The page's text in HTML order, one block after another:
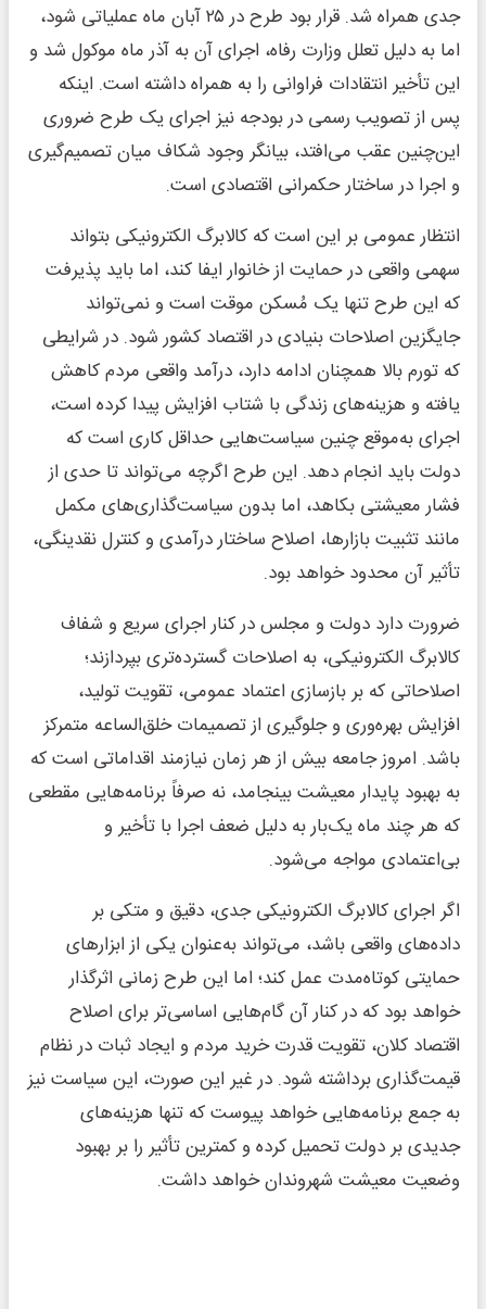
جدی همراه شد. قرار بود طرح در ۲۵ آبان ماه عملیاتی شود،
اما به دلیل تعلل وزارت رفاه، اجرای آن به آذر ماه موکول شد و
این تأخیر انتقادات فراوانی را به همراه داشته است. اینکه
پس از تصویب رسمی در بودجه نیز اجرای یک طرح ضروری
این‌چنین عقب می‌افتد، بیانگر وجود شکاف میان تصمیم‌گیری
و اجرا در ساختار حکمرانی اقتصادی است.
انتظار عمومی بر این است که کالابرگ الکترونیکی بتواند
سهمی واقعی در حمایت از خانوار ایفا کند، اما باید پذیرفت
که این طرح تنها یک مُسکن موقت است و نمی‌تواند
جایگزین اصلاحات بنیادی در اقتصاد کشور شود. در شرایطی
که تورم بالا همچنان ادامه دارد، درآمد واقعی مردم کاهش
یافته و هزینه‌های زندگی با شتاب افزایش پیدا کرده است،
اجرای به‌موقع چنین سیاست‌هایی حداقل کاری است که
دولت باید انجام دهد. این طرح اگرچه می‌تواند تا حدی از
فشار معیشتی بکاهد، اما بدون سیاست‌گذاری‌های مکمل
مانند تثبیت بازارها، اصلاح ساختار درآمدی و کنترل نقدینگی،
تأثیر آن محدود خواهد بود.
ضرورت دارد دولت و مجلس در کنار اجرای سریع و شفاف
کالابرگ الکترونیکی، به اصلاحات گسترده‌تری بپردازند؛
اصلاحاتی که بر بازسازی اعتماد عمومی، تقویت تولید،
افزایش بهره‌وری و جلوگیری از تصمیمات خلق‌الساعه متمرکز
باشد. امروز جامعه بیش از هر زمان نیازمند اقداماتی است که
به بهبود پایدار معیشت بینجامد، نه صرفاً برنامه‌هایی مقطعی
که هر چند ماه یک‌بار به دلیل ضعف اجرا با تأخیر و
بی‌اعتمادی مواجه می‌شود.
اگر اجرای کالابرگ الکترونیکی جدی، دقیق و متکی بر
داده‌های واقعی باشد، می‌تواند به‌عنوان یکی از ابزارهای
حمایتی کوتاه‌مدت عمل کند؛ اما این طرح زمانی اثرگذار
خواهد بود که در کنار آن گام‌هایی اساسی‌تر برای اصلاح
اقتصاد کلان، تقویت قدرت خرید مردم و ایجاد ثبات در نظام
قیمت‌گذاری برداشته شود. در غیر این صورت، این سیاست نیز
به جمع برنامه‌هایی خواهد پیوست که تنها هزینه‌های
جدیدی بر دولت تحمیل کرده و کمترین تأثیر را بر بهبود
وضعیت معیشت شهروندان خواهد داشت.